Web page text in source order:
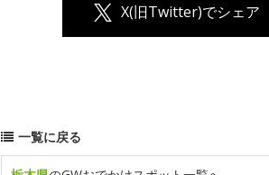
X(旧Twitter)でシェア
一覧に戻る